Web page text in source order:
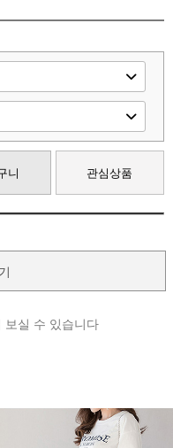
니 관심상품
보실 수 있습니다